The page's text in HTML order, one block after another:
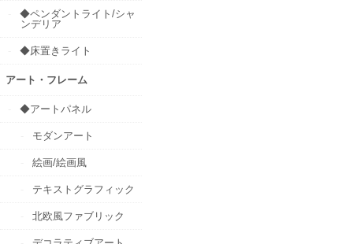
◆ペンダントライト/シャ
ンデリア
◆床置きライト
アート・フレーム
◆アートパネル
モダンアート
絵画/絵画風
テキストグラフィック
北欧風ファブリック